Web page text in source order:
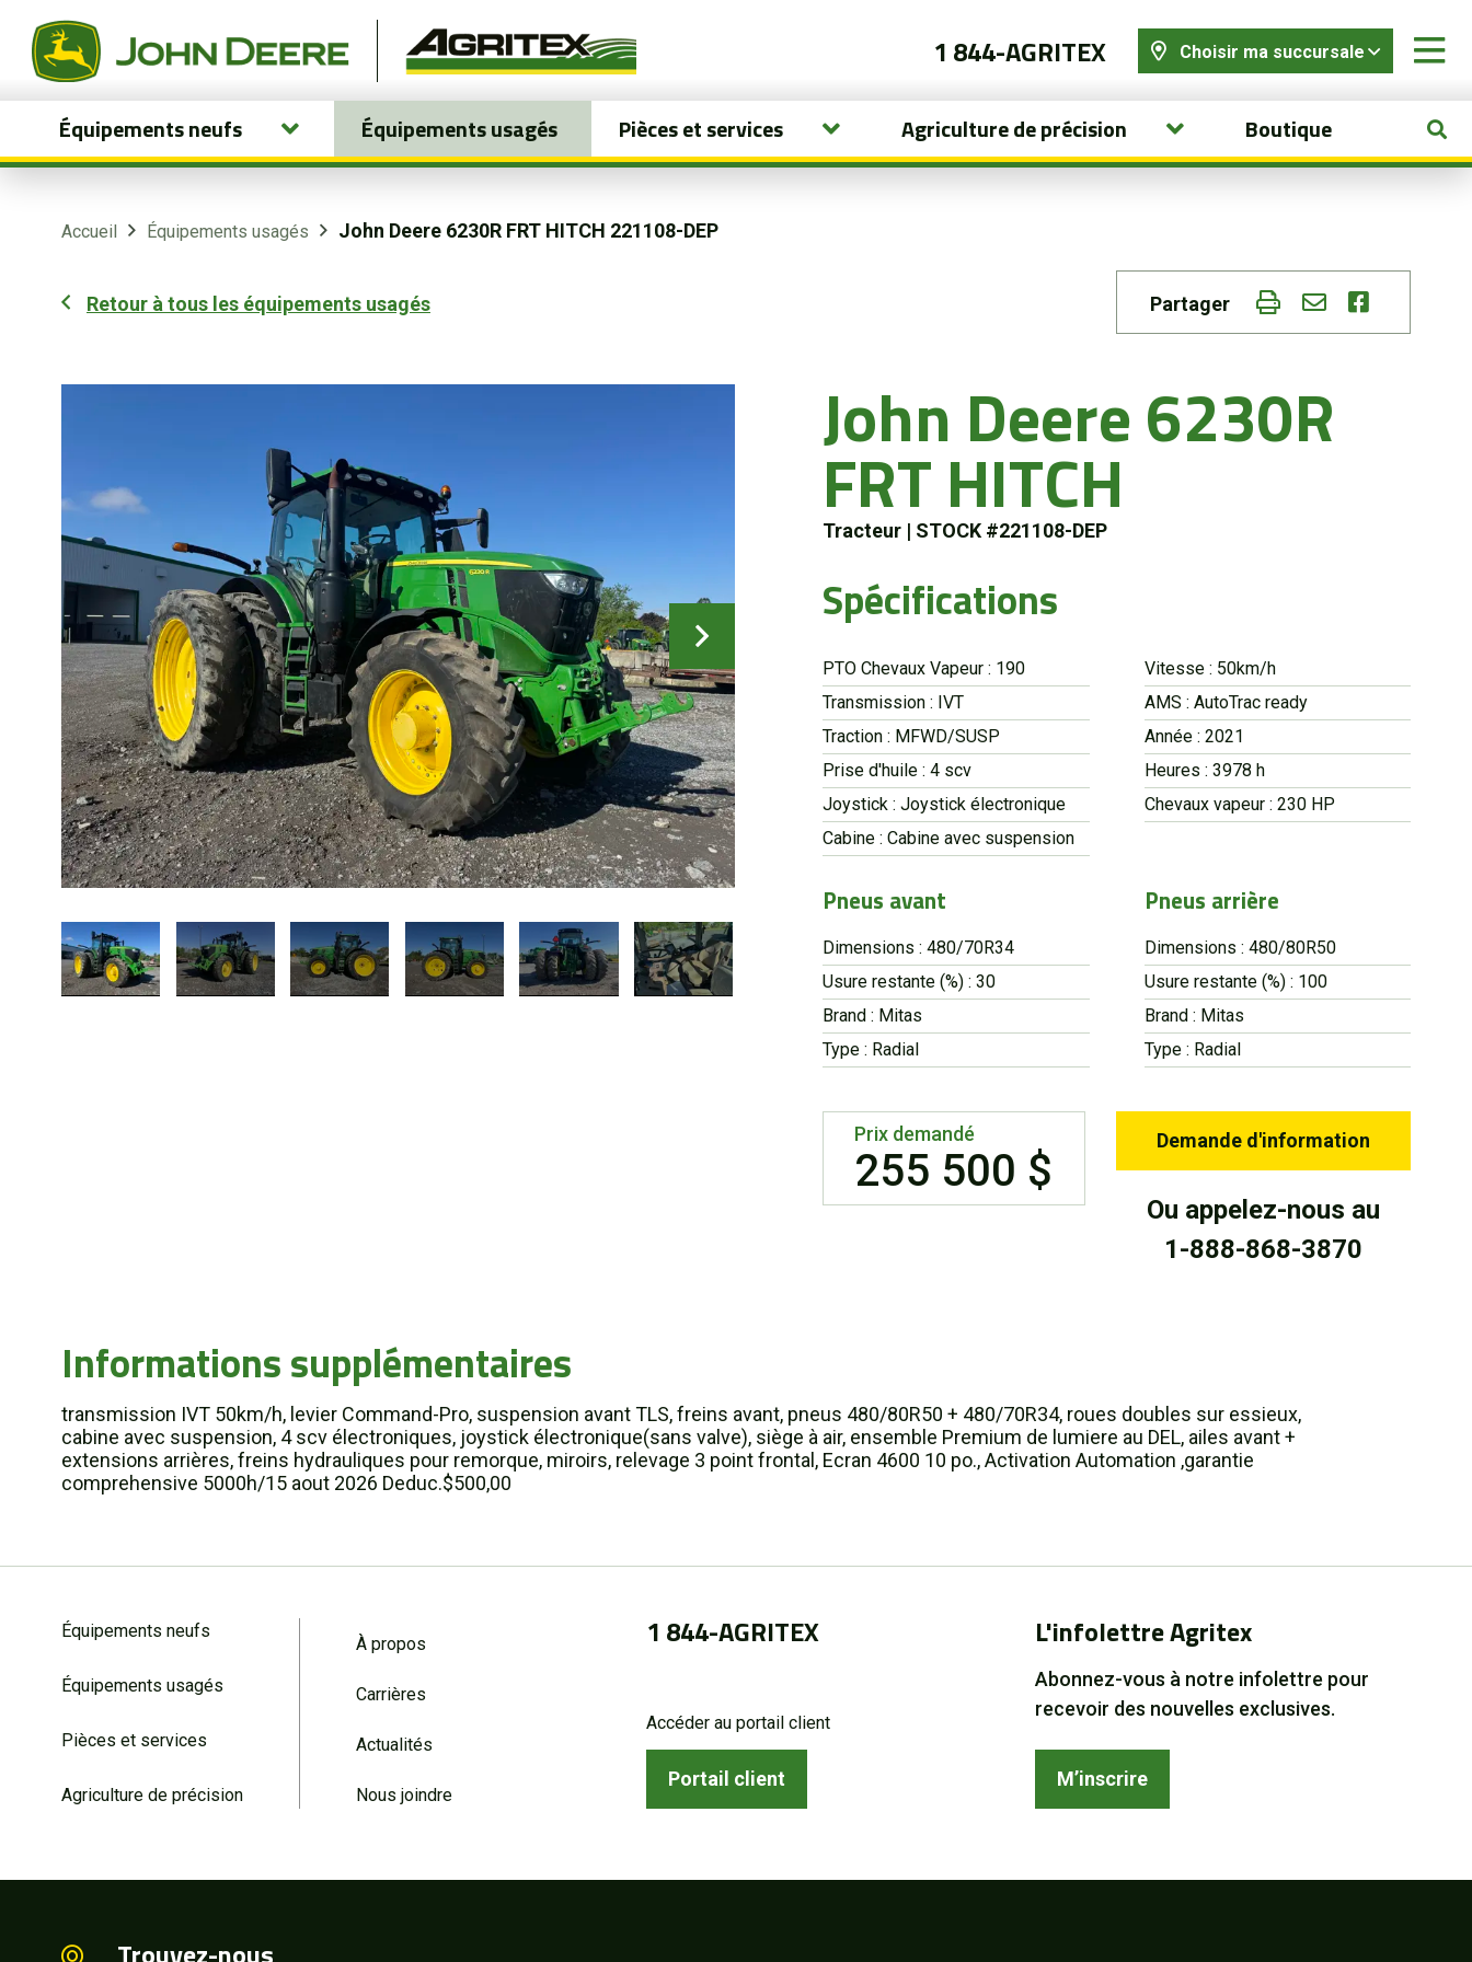
1 844-AGRITEX Choisir ma succursale
Équipements neufs Équipements usagés Pièces et services Agriculture de précision Boutique
Accueil Équipements usagés John Deere 6230R FRT HITCH 221108-DEP
Retour à tous les équipements usagés Partager
John Deere 6230R
FRT HITCH
Tracteur | STOCK #221108-DEP
Spécifications
PTO Chevaux Vapeur : 190
Transmission : IVT
Traction : MFWD/SUSP
Prise d'huile : 4 scv
Joystick : Joystick électronique
Cabine : Cabine avec suspension
Vitesse : 50km/h
AMS : AutoTrac ready
Année : 2021
Heures : 3978 h
Chevaux vapeur : 230 HP
Pneus avant
Dimensions : 480/70R34
Usure restante (%) : 30
Brand : Mitas
Type : Radial
Pneus arrière
Dimensions : 480/80R50
Usure restante (%) : 100
Brand : Mitas
Type : Radial
Prix demandé
255 500 $
Demande d'information
Ou appelez-nous au
1-888-868-3870
Informations supplémentaires
transmission IVT 50km/h, levier Command-Pro, suspension avant TLS, freins avant, pneus 480/80R50 + 480/70R34, roues doubles sur essieux,
cabine avec suspension, 4 scv électroniques, joystick électronique(sans valve), siège à air, ensemble Premium de lumiere au DEL, ailes avant +
extensions arrières, freins hydrauliques pour remorque, miroirs, relevage 3 point frontal, Ecran 4600 10 po., Activation Automation ,garantie
comprehensive 5000h/15 aout 2026 Deduc.$500,00
Équipements neufs
Équipements usagés
Pièces et services
Agriculture de précision
À propos
Carrières
Actualités
Nous joindre
1 844-AGRITEX
Accéder au portail client
Portail client
L'infolettre Agritex
Abonnez-vous à notre infolettre pour
recevoir des nouvelles exclusives.
M’inscrire
Équipements neufs
Équipements usagés
À propos
Promotions
Carrières
Actualités
Nous joindre